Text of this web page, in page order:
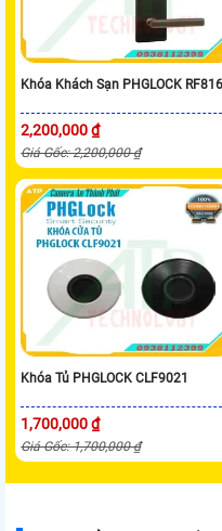
Khóa Khách Sạn PHGLOCK
2,200,000 ₫
Giá Gốc: 2,200,000 ₫
Khóa Tủ PHGLOCK CLF9021
1,700,000 ₫
Giá Gốc: 1,700,000 ₫